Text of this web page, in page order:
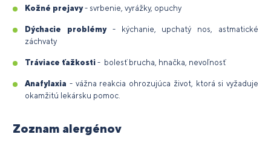
Kožné prejavy- svrbenie, vyrážky, opuchy
Dýchacie problémy- kýchanie, upchatý nos, astmatické
záchvaty
Tráviace ťažkosti - bolesť brucha, hnačka, nevoľnosť
Anafylaxia - vážna reakcia ohrozujúca život, ktorá si vyžaduje
okamžitú lekársku pomoc.
Zoznam alergénov